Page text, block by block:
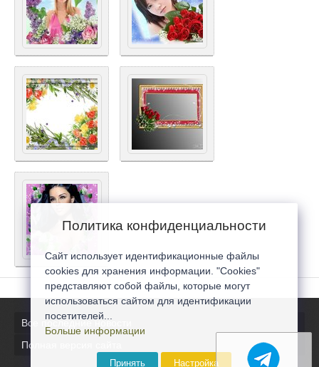
Все последние новости
Полная версия сайта
Политика конфиденциальности
Сайт использует идентификационные файлы
cookies для хранения информации. "Cookies"
представляют собой файлы, которые могут
использоваться сайтом для идентификации
посетителей...
Больше информации
Принять Настройка